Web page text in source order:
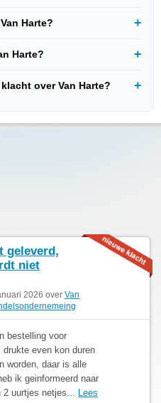
Harte?
Harte?
over Van Harte?
geleverd,
niet
2026 over Van
bestelling voor
drukte even kon duren
worden, daar is alle
ik geinformeerd naar
uurtjes netjes... Lees